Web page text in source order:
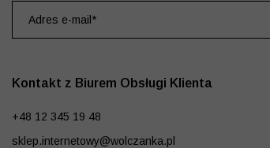
Kontakt z Biurem Obsługi Klienta
+48 12 345 19 48
sklep.internetowy@wolczanka.pl